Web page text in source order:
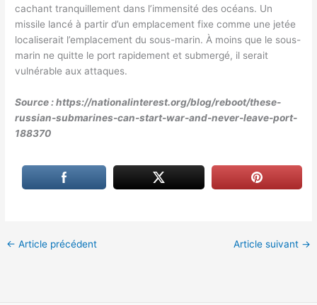
cachant tranquillement dans l’immensité des océans. Un
missile lancé à partir d’un emplacement fixe comme une jetée
localiserait l’emplacement du sous-marin. À moins que le sous-
marin ne quitte le port rapidement et submergé, il serait
vulnérable aux attaques.
Source : https://nationalinterest.org/blog/reboot/these-
russian-submarines-can-start-war-and-never-leave-port-
188370
← Article précédent Article suivant →